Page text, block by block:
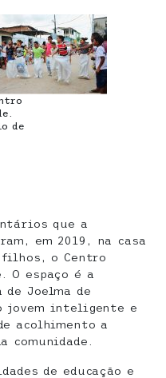
de
que a
em 2019, na casa
filhos, o Centro
O espaço é a
de Joelma de
jovem inteligente e
acolhimento a
comunidade.
de educação e